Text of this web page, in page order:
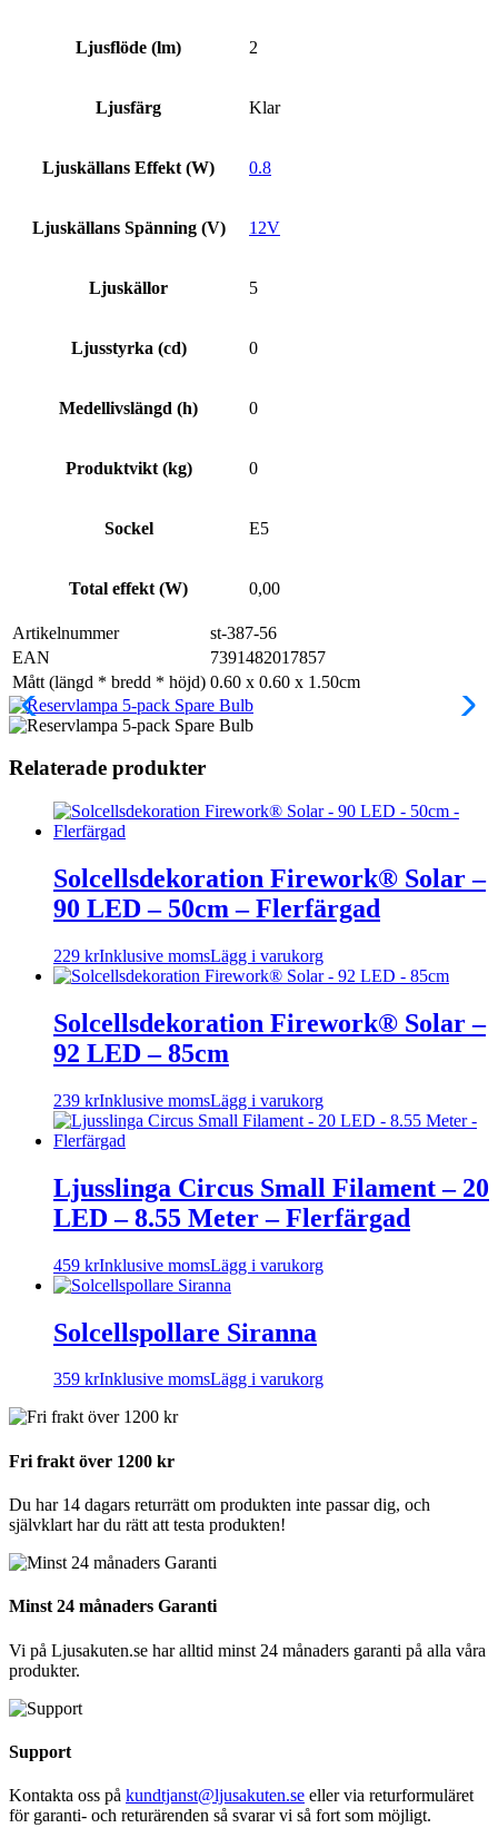
Ljusflöde (lm) 2
Ljusfärg Klar
Ljuskällans Effekt (W) 0.8
Ljuskällans Spänning (V) 12V
Ljuskällor 5
Ljusstyrka (cd) 0
Medellivslängd (h) 0
Produktvikt (kg) 0
Sockel E5
Total effekt (W) 0,00
Artikelnummer
st-387-56
EAN
7391482017857
Mått (längd * bredd * höjd) 0.60 x 0.60 x 1.50cm
Relaterade produkter
Solcellsdekoration Firework® Solar –
90 LED – 50cm – Flerfärgad
229 krInklusive momsLägg i varukorg
Solcellsdekoration Firework® Solar –
92 LED – 85cm
239 krInklusive momsLägg i varukorg
Ljusslinga Circus Small Filament – 20
LED – 8.55 Meter – Flerfärgad
459 krInklusive momsLägg i varukorg
Solcellspollare Siranna
359 krInklusive momsLägg i varukorg
Fri frakt över 1200 kr
Du har 14 dagars returrätt om produkten inte passar dig, och
självklart har du rätt att testa produkten!
Minst 24 månaders Garanti
Vi på Ljusakuten.se har alltid minst 24 månaders garanti på alla våra
produkter.
Support
Kontakta oss på kundtjanst@ljusakuten.se eller via returformuläret
för garanti- och returärenden så svarar vi så fort som möjligt.